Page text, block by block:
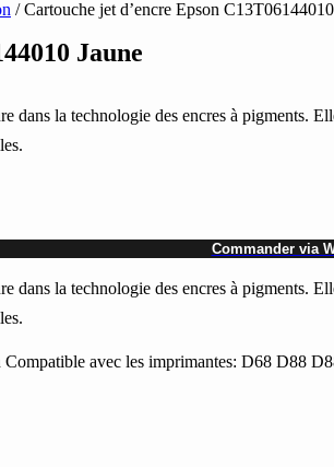
/ Cartouche jet d’encre Epson
Jaune
la technologie des encres à pigments.
Commander via
la technologie des encres à pigments.
avec les imprimantes: D68 D88